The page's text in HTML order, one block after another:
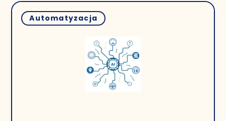
Automatyzacja